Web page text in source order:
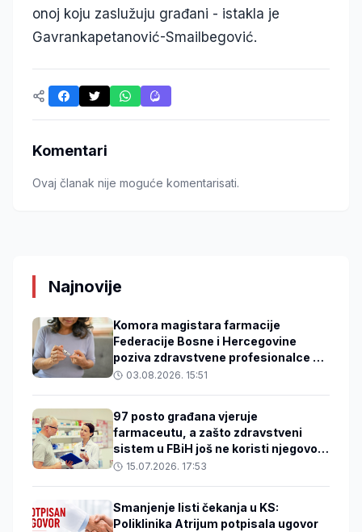
onoj koju zaslužuju građani - istakla je
Gavrankapetanović-Smailbegović.
Komentari
Ovaj članak nije moguće komentarisati.
Najnovije
Komora magistara farmacije
Federacije Bosne i Hercegovine
poziva zdravstvene profesionalce da
se uključe u projekt prevencije
03.08.2026. 15:51
97 posto građana vjeruje
farmaceutu, a zašto zdravstveni
sistem u FBiH još ne koristi njegovo
znanje?
15.07.2026. 17:53
Smanjenje listi čekanja u KS:
Poliklinika Atrijum potpisala ugovor